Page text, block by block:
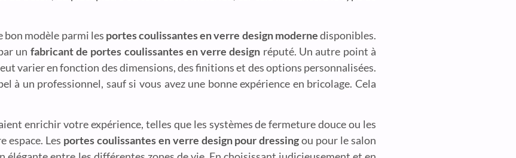
bon modèle parmi les portes coulissantes en verre design modernedisponibles.
un fabricant de portes coulissantes en verre design réputé. Un autre point à
varier en fonction des dimensions, des finitions et des options personnalisées.
à un professionnel, sauf si vous avez une bonne expérience en bricolage. Cela
enrichir votre expérience, telles que les systèmes de fermeture douce ou les
espace. Les portes coulissantes en verre design pour dressingou pour le salon